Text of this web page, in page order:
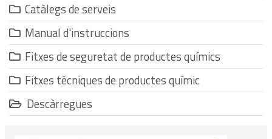
Catàlegs de serveis
Manual d'instruccions
Fitxes de seguretat de productes químics
Fitxes tècniques de productes químic
Descàrregues